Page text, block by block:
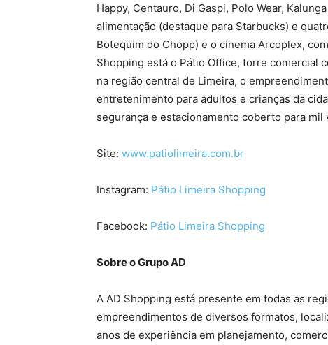
Happy, Centauro, Di Gaspi, Polo Wear,
alimentação (destaque para Starbucks) e
Botequim do Chopp) e o cinema Arcoplex,
Shopping está o Pátio Office, torre comercial
na região central de Limeira, o
entretenimento para adultos e crianças da
segurança e estacionamento coberto para
Site: www.patiolimeira.com.br
Instagram: Pátio Limeira Shopping
Facebook: Pátio Limeira Shopping
Sobre o Grupo AD
A AD Shopping está presente em todas as
empreendimentos de diversos formatos,
anos de experiência em planejamento,